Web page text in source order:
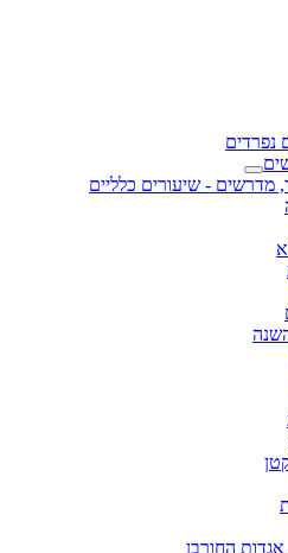
נפרדים
מדרשים - שיעורים כלליים
החורבן